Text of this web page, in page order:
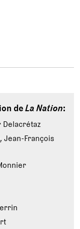
deLa Nation:
Jean-François